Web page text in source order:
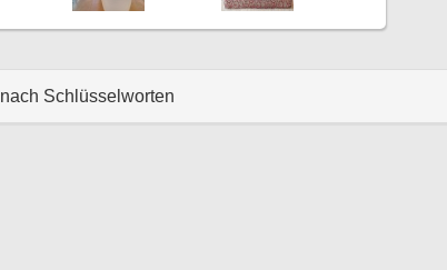
Schlüsselworten